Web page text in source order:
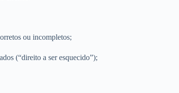
ou incompletos;
(“direito a ser esquecido”);